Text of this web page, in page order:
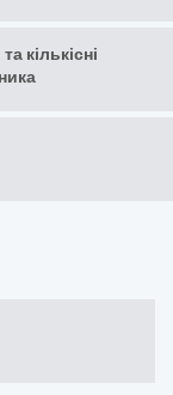
кількісні